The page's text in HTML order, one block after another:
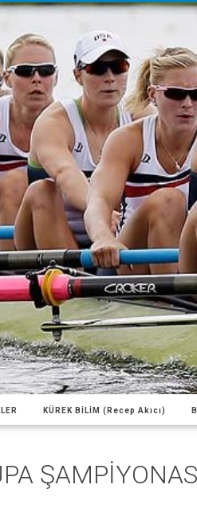
KÜREK BİLİM (Recep Akıcı)